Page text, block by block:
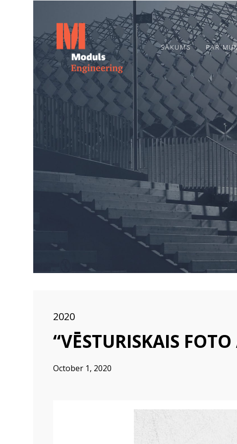
6
TOPOŠĀ OGRES
BĒRNUDĀRZA
PAMATOS IEMŪRĒTA
VĒSTĪJUMU
NĀKAMAJĀM
PAAUDZĒM
20
JUNE
2024
ENERGOEFEKTIVITĀTES
PAKALPOJUMI
SĀKUMS PAR
2020
“VĒSTURISKAIS
October 1, 2020